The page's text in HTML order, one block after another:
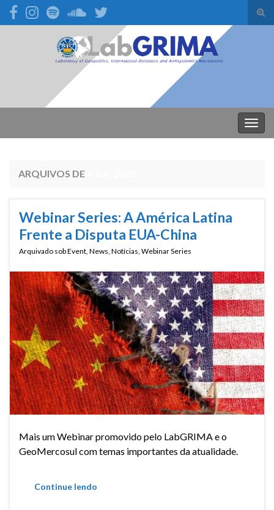
Search for:
ARQUIVOS DE
Webinar Series: A América Latina
Frente a Disputa EUA-China
Arquivado sobEvent, News, Notícias, Webinar Series
Mais um Webinar promovido pelo LabGRIMA e o
GeoMercosul com temas importantes da atualidade.
Continue lendo